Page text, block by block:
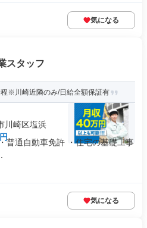
気になる
スタッフ
程※川崎近隣のみ/日給全額保証有
川崎区塩浜
普通自動車免許 ・住宅の基礎工事
気になる